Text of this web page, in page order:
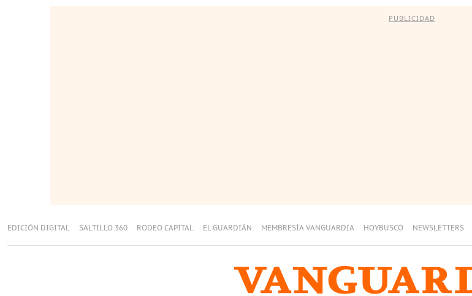
PUBLICIDAD
EDICIÓN DIGITAL SALTILLO 360 RODEO CAPITAL EL GUARDIÁN MEMBRESÍA VANGUARDIA HOYBUSCO NEWSLETTERS